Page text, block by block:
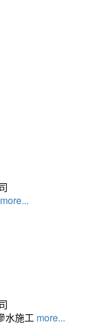
more...
水施工 more...